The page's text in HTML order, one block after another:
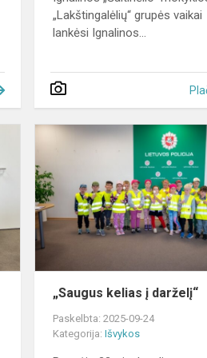
„Lakštingalėlių“ grupės vaikai
lankėsi Ignalinos...
Edukacinė
„Saugus kelias į darželį“
Paskelbta: 2025-09-24
Kategorija:Išvykos